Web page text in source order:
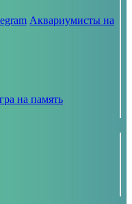
Аквариумисты на
на память